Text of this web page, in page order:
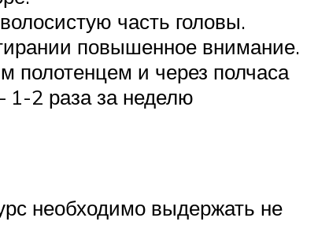
часть головы.
повышенное внимание.
полотенцем и через полчаса
1-2 раза за неделю
необходимо выдержать не